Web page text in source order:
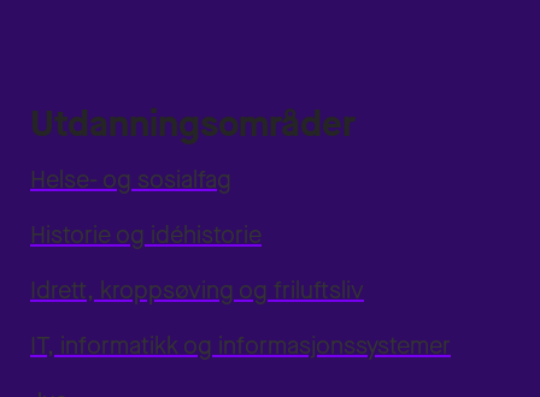
Utdanningsområder
Helse- og sosialfag
Historie og idéhistorie
Idrett, kroppsøving og friluftsliv
IT, informatikk og informasjonssystemer